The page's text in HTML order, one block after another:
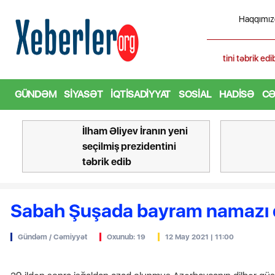
İranın yeni seçilmiş prezidentini təbrik edib
GÜNDƏM SIYASƏT İQTISADIYYAT SOSIAL HADISƏ
İlham Əliyev İranın yeni
seçilmiş prezidentini
təbrik edib
Sabah Şuşada bayram namazı
Gündəm / Cəmiyyət Oxunub: 19 12 May 2021 | 11:00